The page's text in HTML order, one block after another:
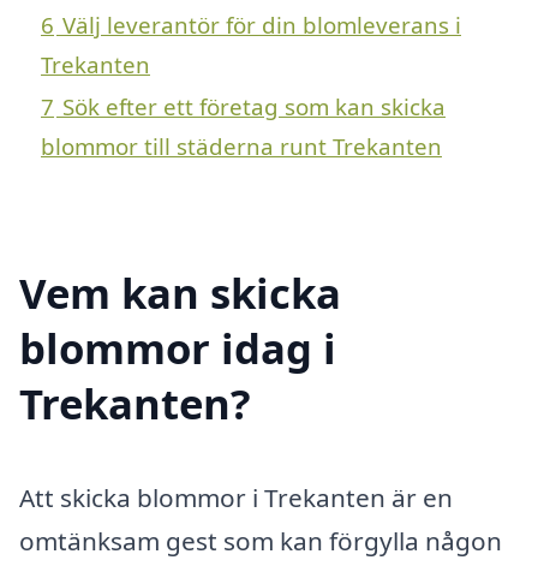
6 Välj leverantör för din blomleverans i
Trekanten
7 Sök efter ett företag som kan skicka
blommor till städerna runt Trekanten
Vem kan skicka
blommor idag i
Trekanten?
Att skicka blommor i Trekanten är en
omtänksam gest som kan förgylla någon